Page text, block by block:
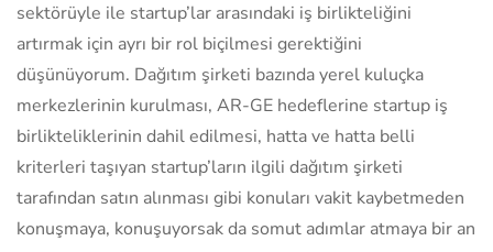
sektörüyle ile startup’lar arasındaki iş birlikteliğini
artırmak için ayrı bir rol biçilmesi gerektiğini
düşünüyorum. Dağıtım şirketi bazında yerel kuluçka
merkezlerinin kurulması, AR-GE hedeflerine startup iş
birlikteliklerinin dahil edilmesi, hatta ve hatta belli
kriterleri taşıyan startup’ların ilgili dağıtım şirketi
tarafından satın alınması gibi konuları vakit kaybetmeden
konuşmaya, konuşuyorsak da somut adımlar atmaya bir an